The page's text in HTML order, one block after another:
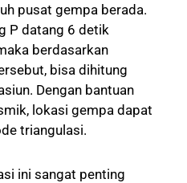
pusat gempa berada.
P datang 6 detik
berdasarkan
bisa dihitung
Dengan bantuan
lokasi gempa dapat
triangulasi.
ini sangat penting